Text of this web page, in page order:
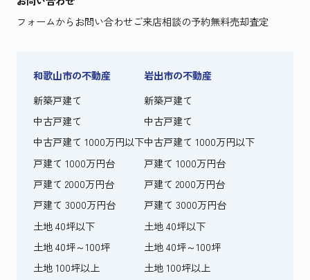
フォームからお問い合わせご来店相談の予約無料売却査定
和歌山市の不動産
新築戸建て
中古戸建て
中古戸建て 1000万円以下
戸建て 1000万円台
戸建て 2000万円台
戸建て 3000万円台
土地 40坪以下
土地 40坪～100坪
土地 100坪以上
岩出市の不動産
新築戸建て
中古戸建て
中古戸建て 1000万円以下
戸建て 1000万円台
戸建て 2000万円台
戸建て 3000万円台
土地 40坪以下
土地 40坪～100坪
土地 100坪以上